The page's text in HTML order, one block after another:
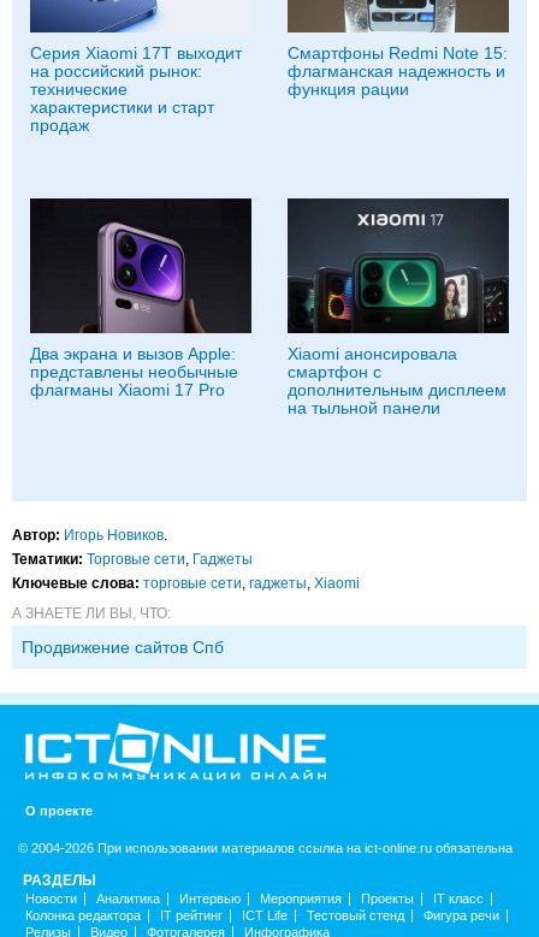
Серия Xiaomi 17T выходит
на российский рынок:
технические
характеристики и старт
продаж
Смартфоны Redmi Note 15:
флагманская надежность и
функция рации
Два экрана и вызов Apple:
представлены необычные
флагманы Xiaomi 17 Pro
Xiaomi анонсировала
смартфон с
дополнительным дисплеем
на тыльной панели
Автор: Игорь Новиков.
Тематики: Торговые сети, Гаджеты
Ключевые слова: торговые сети, гаджеты, Xiaomi
А ЗНАЕТЕ ЛИ ВЫ, ЧТО:
Продвижение сайтов Спб
О проекте
© 2004-2026 При использовании материалов ссылка на ict-online.ru обязательна
РАЗДЕЛЫ
Новости Аналитика Интервью Мероприятия Проекты
IT класс
Колонка редактора
IT рейтинг ICT Life Тестовый стенд
Фигура речи
Релизы
Видео Фотогалерея Инфографика